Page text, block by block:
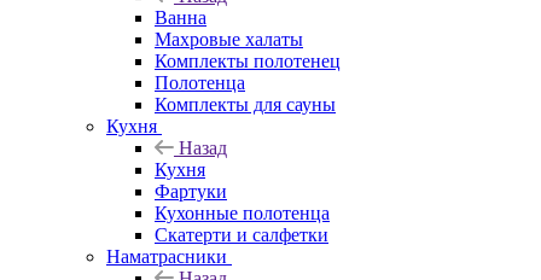
Ванна
Махровые халаты
Комплекты полотенец
Полотенца
Комплекты для сауны
Кухня
Назад
Кухня
Фартуки
Кухонные полотенца
Скатерти и салфетки
Наматрасники